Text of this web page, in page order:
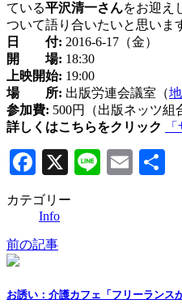
ている平沢清一さんをお迎え
ついて語り合いたいと思いま
日 付: 2016-6-17（金）
開 場: 18:30
上映開始: 19:00
場 所: 出版労連会議室（
参加費: 500円（出版ネッツ組
詳しくはこちらをクリック
Facebook
X LineEmail
カテゴリー
Info
前の記事
お誘い：介護カフェ「フリーランス